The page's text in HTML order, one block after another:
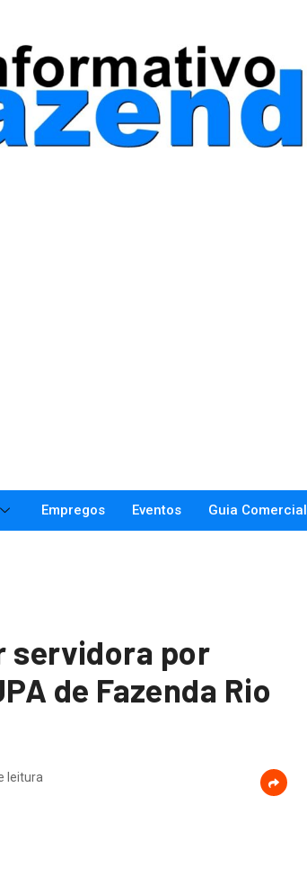
Empregos Eventos Guia Comercial
servidora por
de Fazenda Rio
leitura